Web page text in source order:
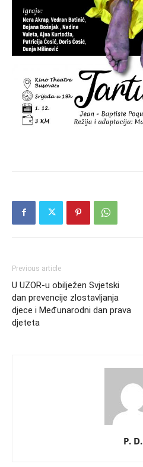
Previous article
U UZOR-u obilježen Svjetski
dan prevencije zlostavljanja
djece i Međunarodni dan prava
djeteta
P. D.